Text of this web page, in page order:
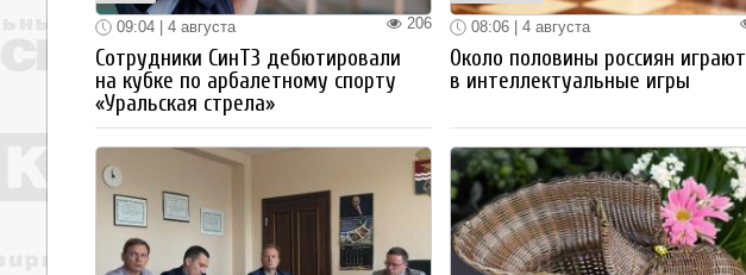
206
09:04 | 4 августа
Сотрудники СинТЗ дебютировали
на кубке по арбалетному спорту
«Уральская стрела»
08:06 | 4 августа
Около половины россиян играют
в интеллектуальные игры